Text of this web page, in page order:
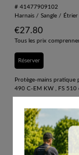
# 41477909102
Harnais / Sangle /
€27.80
Tous les prix
Réserver
Protège-mains pratique
490 C-EM KW , FS 510
Pour les
Meilleure
Pour FS 260,